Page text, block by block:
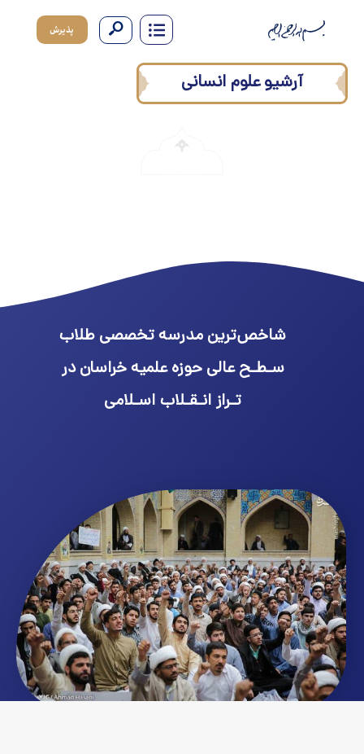
آرشیو علوم انسانی
شاخص‌ترین مدرسه تخصصی طلاب
سـطـح عالی حوزه علمیه خراسان در
تـراز انـقـلاب اسـلامی